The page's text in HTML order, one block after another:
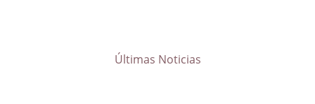
Últimas Noticias